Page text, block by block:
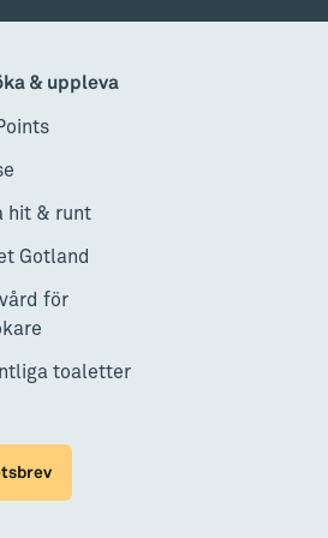
& uppleva
hit & runt
Gotland
för
toaletter